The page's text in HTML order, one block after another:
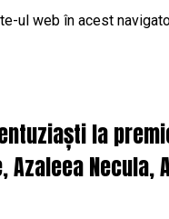
ul web în acest
la
Azaleea